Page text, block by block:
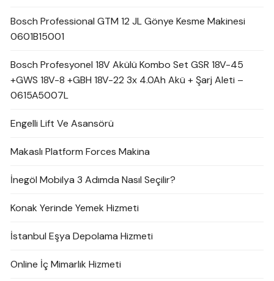
Bosch Professional GTM 12 JL Gönye Kesme Makinesi
0601B15001
Bosch Profesyonel 18V Akülü Kombo Set GSR 18V-45
+GWS 18V-8 +GBH 18V-22 3x 4.0Ah Akü + Şarj Aleti –
0615A5007L
Engelli Lift Ve Asansörü
Makaslı Platform Forces Makina
İnegöl Mobilya 3 Adımda Nasıl Seçilir?
Konak Yerinde Yemek Hizmeti
İstanbul Eşya Depolama Hizmeti
Online İç Mimarlık Hizmeti